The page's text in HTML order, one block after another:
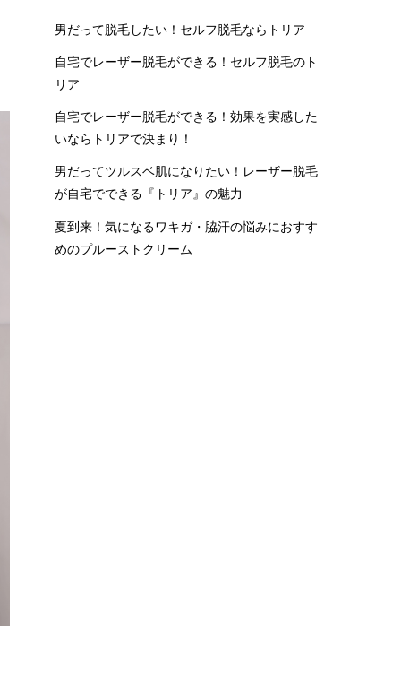
男だって脱毛したい！セルフ脱毛ならトリア
自宅でレーザー脱毛ができる！セルフ脱毛のト
リア
自宅でレーザー脱毛ができる！効果を実感した
いならトリアで決まり！
男だってツルスベ肌になりたい！レーザー脱毛
が自宅でできる『トリア』の魅力
夏到来！気になるワキガ・脇汗の悩みにおすす
めのプルーストクリーム